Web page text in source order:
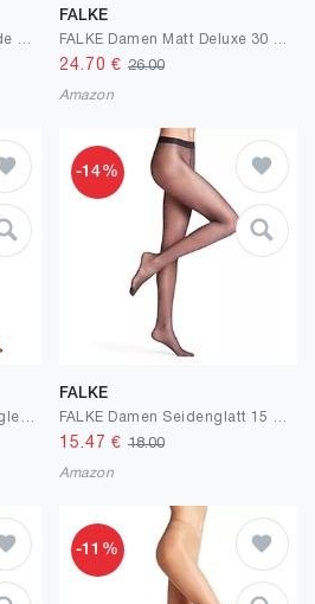
FALKE
24.70 € 26.00
Amazon
-14%
FALKE
15.47 € 18.00
Amazon
-11%